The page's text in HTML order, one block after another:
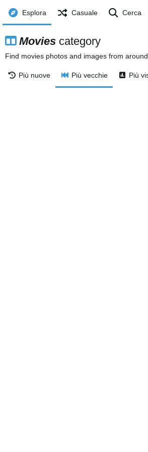
Esplora Casuale Cerca
Movies category
Find movies photos and images from
Più nuove Più vecchie Più